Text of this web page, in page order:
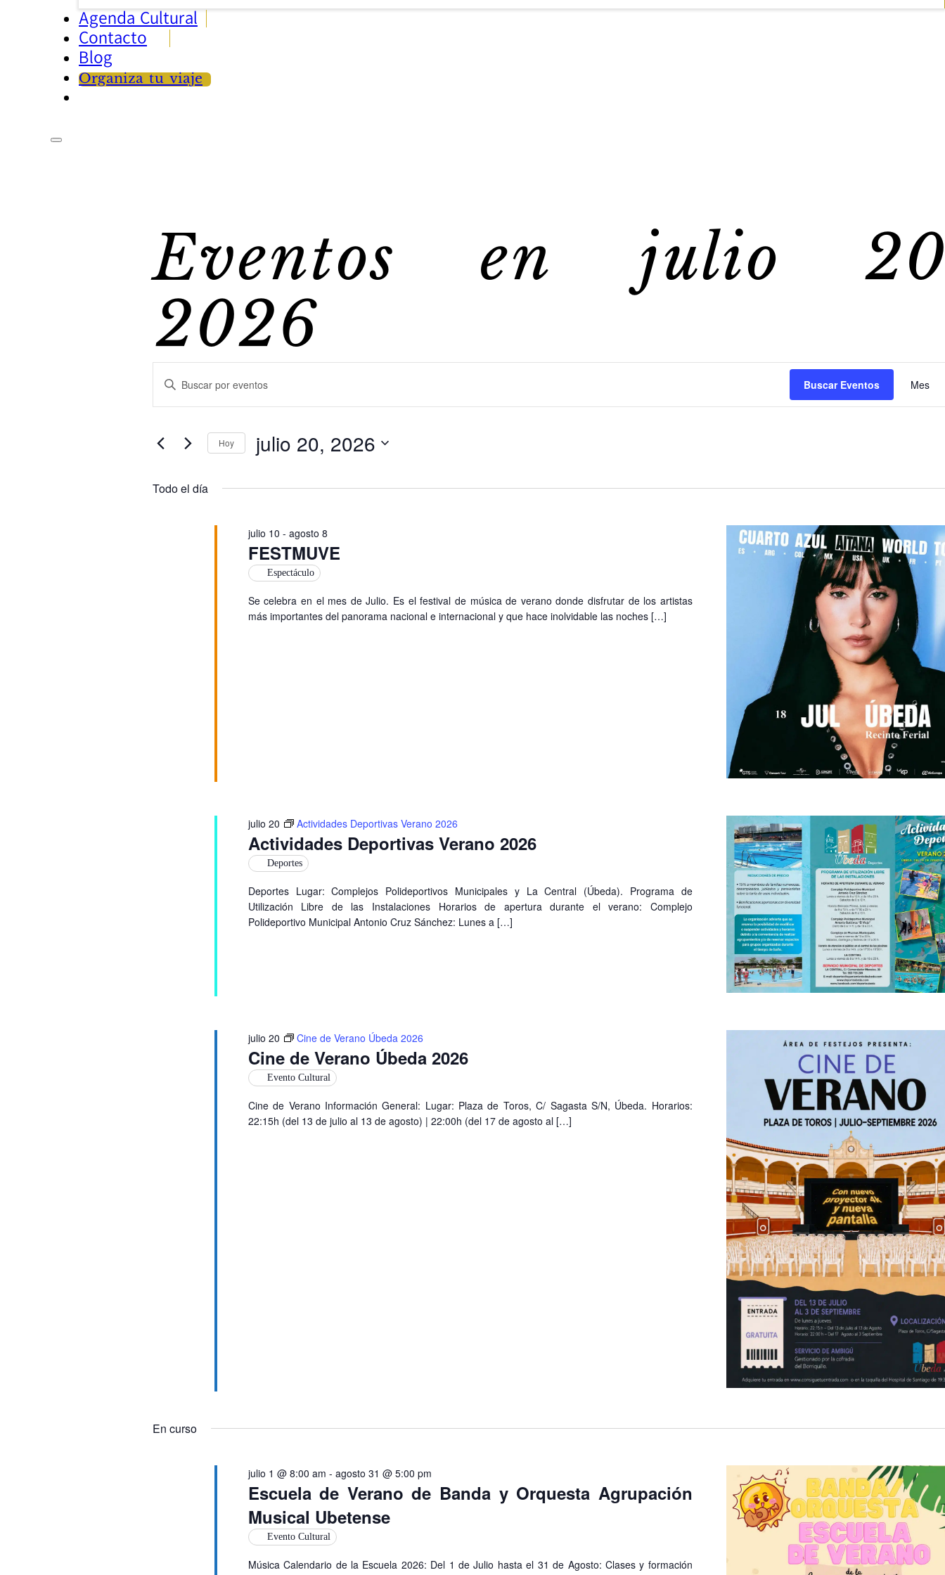
Agenda Cultural
Contacto
Blog
Organiza tu viaje
Eventos en julio
2026
Navegación
de
búsqueda
Eventos
Introduce
palabra
Busca
Eventos
palabra
Buscar Eventos Mes
Hoy julio 20, 2026
fecha.
Todo el día
FESTMUVE
julio 10 - agosto 8
Espectáculo
Se celebra en el mes de Julio. Es el festival de música de verano donde disfrutar de los artistas
más importantes del panorama nacional e internacional y que hace inolvidable las noches […]
Actividades Deportivas Verano 2026
julio 20 Actividades Deportivas Verano 2026
Deportes
Deportes Lugar: Complejos Polideportivos Municipales y La Central (Úbeda). Programa de
Utilización Libre de las Instalaciones Horarios de apertura durante el verano: Complejo
Polideportivo Municipal Antonio Cruz Sánchez: Lunes a […]
Cine de Verano Úbeda 2026
julio 20 Cine de Verano Úbeda 2026
Evento Cultural
Cine de Verano Información General: Lugar: Plaza de Toros, C/ Sagasta S/N, Úbeda. Horarios:
22:15h (del 13 de julio al 13 de agosto) | 22:00h (del 17 de agosto al […]
En curso
Escuela de Verano de Banda y Orquesta Agrupación
Musical Ubetense
julio 1 @ 8:00 am - agosto 31 @ 5:00 pm
Evento Cultural
Música Calendario de la Escuela 2026: Del 1 de Julio hasta el 31 de Agosto: Clases y formación